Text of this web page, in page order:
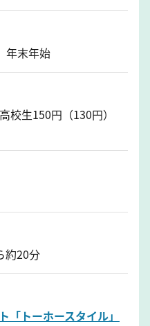
年末年始
校生150円（130円）
約20分
「トーホースタイル」